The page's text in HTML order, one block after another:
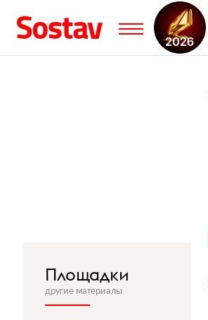
Площадки
другие материалы